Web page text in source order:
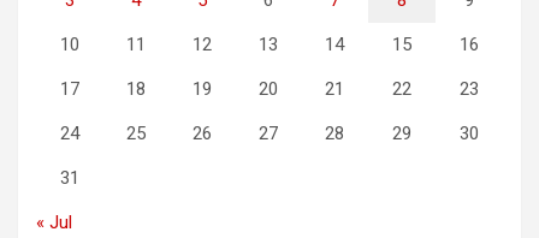
10 11 12 13 14 15 16
17 18 19 20 21 22 23
24 25 26 27 28 29 30
31
« Jul